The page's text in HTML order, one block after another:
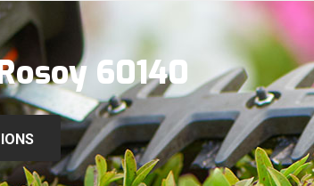
60140